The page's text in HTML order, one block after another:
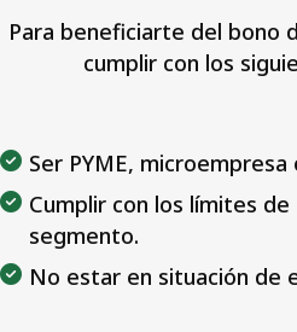
Para beneficiarte del bono
cumplir con los
Ser PYME,
Cumplir con los límites
segmento.
No estar en situación de